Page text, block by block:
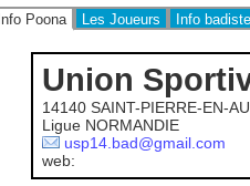
Info Poona Les Joueurs Info
Union
14140 SAINT-PIERRE-EN-
Ligue NORMANDIE
usp14.bad@gmail.com
web: